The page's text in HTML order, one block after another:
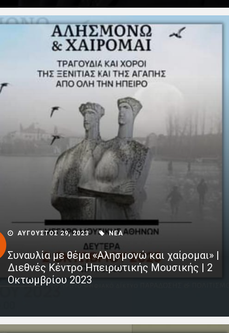
ΑΥΓΟΥΣΤΟΣ 29, 2023 ΝΕΑ
Συναυλία με θέμα «Αλησμονώ και χαίρομαι» |
Διεθνές Κέντρο Ηπειρωτικής Μουσικής | 2
Οκτωμβρίου 2023